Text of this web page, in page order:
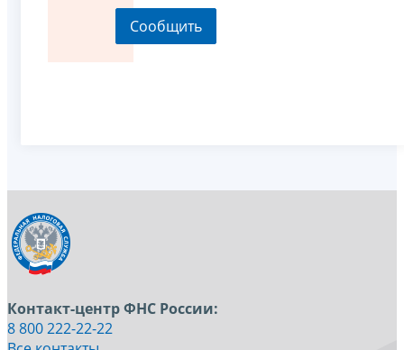
Контакт-центр ФНС России:
8 800 222-22-22